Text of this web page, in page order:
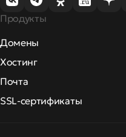
Продукты
Домены
Хостинг
Почта
SSL-сертификаты